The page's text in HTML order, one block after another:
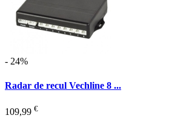
- 24%
Radar de recul Vechline 8 ...
109,99 €